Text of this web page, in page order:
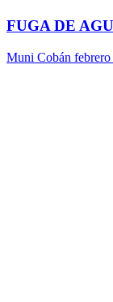
FUGA DE
Muni Cobán